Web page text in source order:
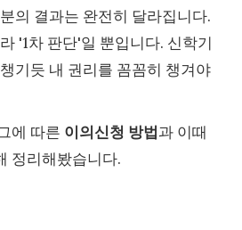
의 결과는 완전히 달라집니다.
'1차 판단'일 뿐입니다. 신학기
기듯 내 권리를 꼼꼼히 챙겨야
에 따른 이의신청 방법과 이때
정리해봤습니다.